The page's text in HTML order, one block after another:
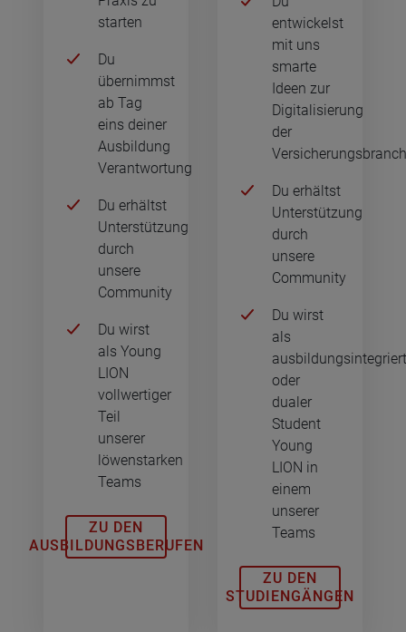
starten
Du
übernimmst
ab Tag
eins deiner
Ausbildung
Verantwortung
Du erhältst
Unterstützung
durch
unsere
Community
Du wirst
als Young
LION
vollwertiger
Teil
unserer
löwenstarken
Teams
ZU DEN
AUSBILDUNGSBERUFEN
entwickelst
mit uns
smarte
Ideen zur
Digitalisierung
der
Du erhältst
Unterstützung
durch
unsere
Community
Du wirst
als
oder
dualer
Student
Young
LION in
einem
unserer
Teams
ZU DEN
STUDIENGÄNGEN